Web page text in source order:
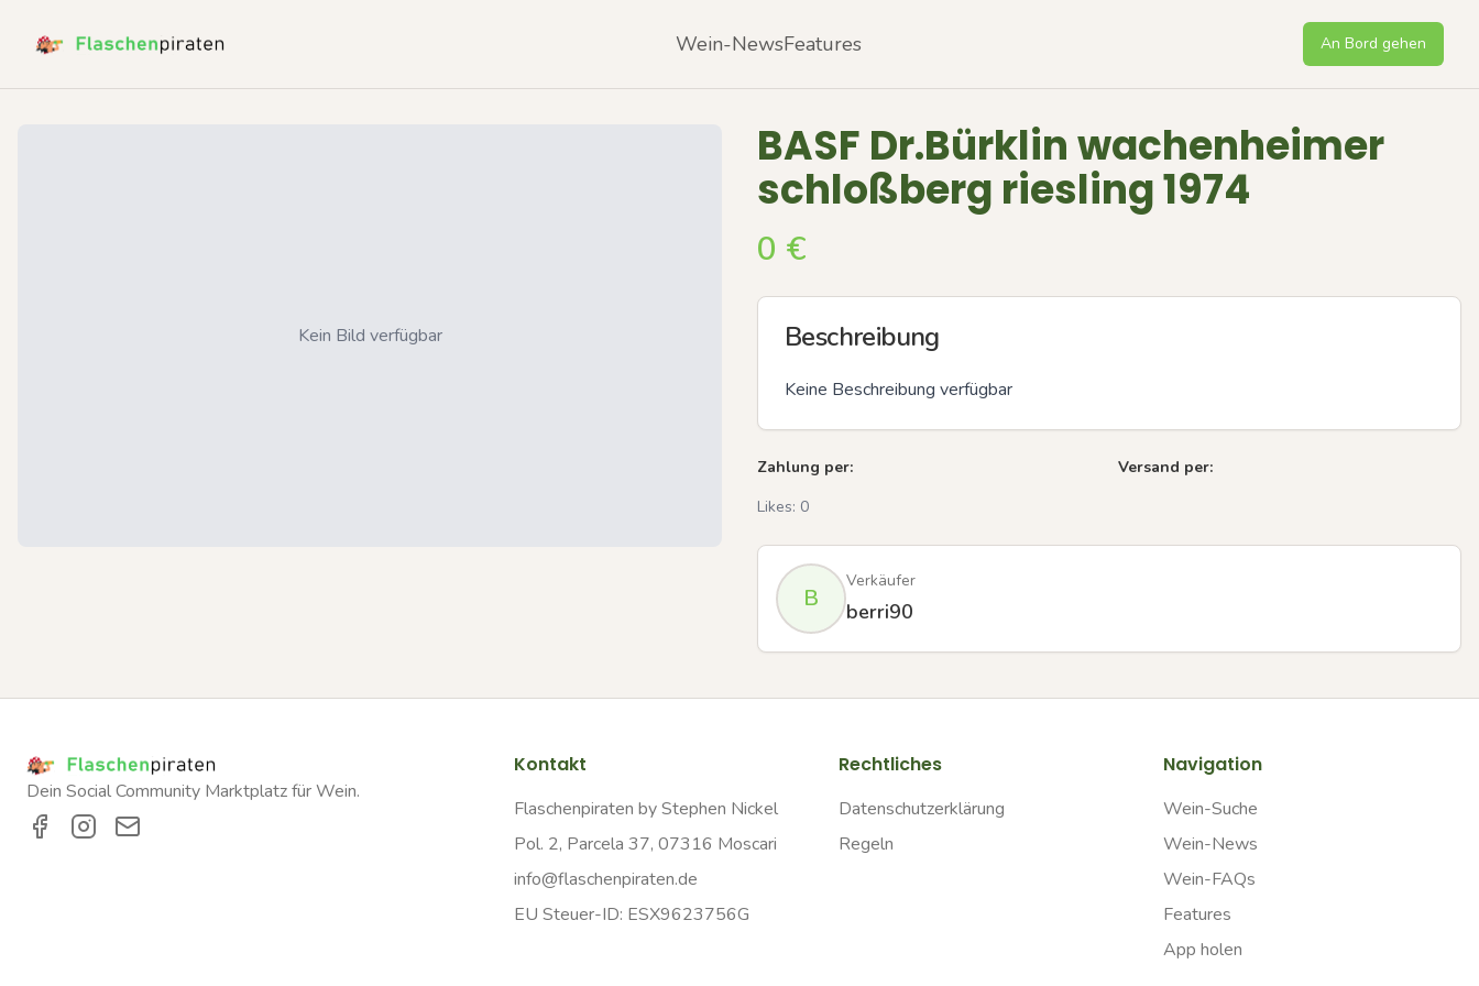
Wein-NewsFeatures An Bord gehen
Kein Bild verfügbar
BASF Dr.Bürklin wachenheimer
schloßberg riesling 1974
0 €
Beschreibung
Keine Beschreibung verfügbar
Zahlung per:
Versand per:
Likes: 0
B
Verkäufer
berri90
Dein Social Community Marktplatz für Wein.
Kontakt
Flaschenpiraten by Stephen Nickel
Pol. 2, Parcela 37, 07316 Moscari
info@flaschenpiraten.de
EU Steuer-ID: ESX9623756G
Rechtliches
Datenschutzerklärung
Regeln
Navigation
Wein-Suche
Wein-News
Wein-FAQs
Features
App holen